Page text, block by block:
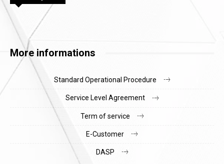
More informations
Standard Operational Procedure
Service Level Agreement
Term of service
E-Customer
DASP